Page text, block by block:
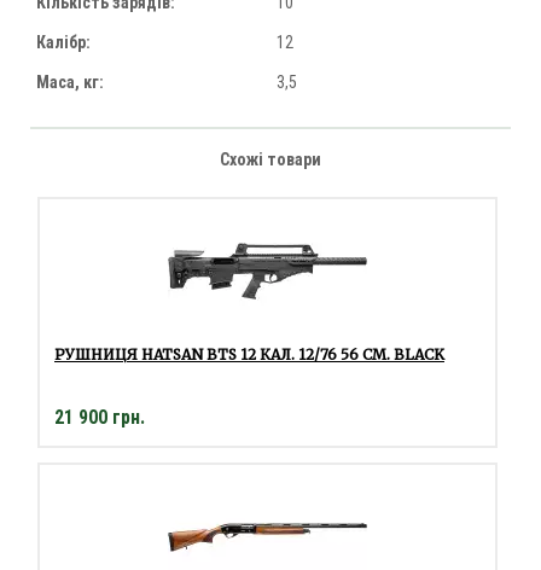
Калібр: 12
Маса, кг: 3,5
Схожі товари
РУШНИЦЯ HATSAN BTS 12 КАЛ. 12/76 56 СМ. BLACK
21 900 грн.